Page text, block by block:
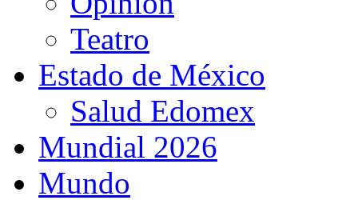
Teatro
Estado de México
Salud Edomex
Mundial 2026
Mundo